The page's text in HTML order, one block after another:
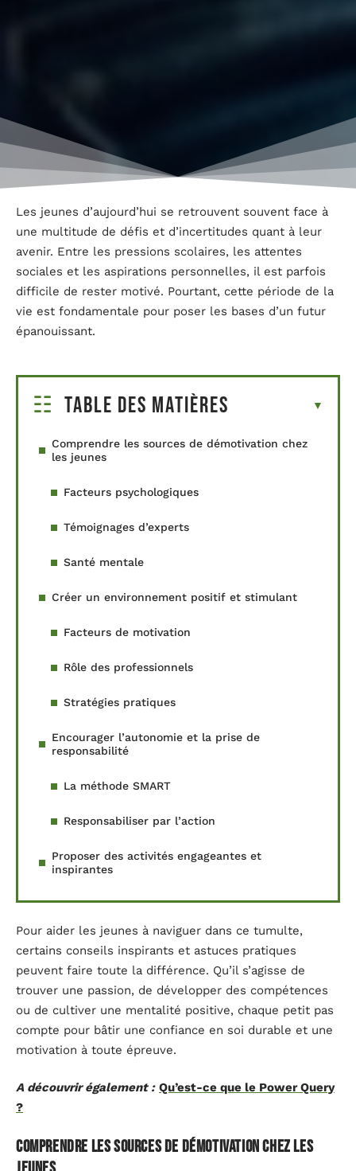
Les jeunes d’aujourd’hui se retrouvent souvent face à
une multitude de défis et d’incertitudes quant à leur
avenir. Entre les pressions scolaires, les attentes
sociales et les aspirations personnelles, il est parfois
difficile de rester motivé. Pourtant, cette période de la
vie est fondamentale pour poser les bases d’un futur
épanouissant.
Table des matières
Comprendre les sources de démotivation chez
les jeunes
Facteurs psychologiques
Témoignages d’experts
Santé mentale
Créer un environnement positif et stimulant
Facteurs de motivation
Rôle des professionnels
Stratégies pratiques
Encourager l’autonomie et la prise de
responsabilité
La méthode SMART
Responsabiliser par l’action
Proposer des activités engageantes et
inspirantes
Pour aider les jeunes à naviguer dans ce tumulte,
certains conseils inspirants et astuces pratiques
peuvent faire toute la différence. Qu’il s’agisse de
trouver une passion, de développer des compétences
ou de cultiver une mentalité positive, chaque petit pas
compte pour bâtir une confiance en soi durable et une
motivation à toute épreuve.
A découvrir également : Qu’est-ce que le Power Query
?
Comprendre les sources de démotivation chez les